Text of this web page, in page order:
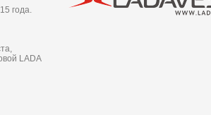
года.
LADA